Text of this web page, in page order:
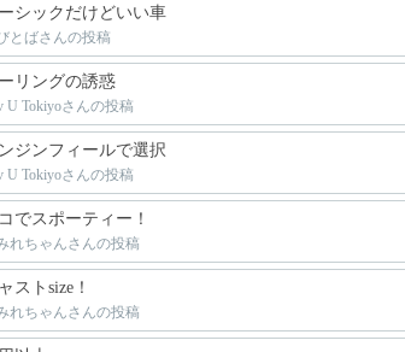
シックだけどいい車
とばさんの投稿
リングの誘惑
U Tokiyoさんの投稿
ジンフィールで選択
U Tokiyoさんの投稿
でスポーティー！
れちゃんさんの投稿
ストsize！
れちゃんさんの投稿